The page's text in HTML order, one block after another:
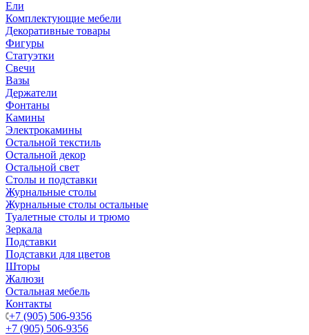
Ели
Комплектующие мебели
Декоративные товары
Фигуры
Статуэтки
Свечи
Вазы
Держатели
Фонтаны
Камины
Электрокамины
Остальной текстиль
Остальной декор
Остальной свет
Столы и подставки
Журнальные столы
Журнальные столы остальные
Туалетные столы и трюмо
Зеркала
Подставки
Подставки для цветов
Шторы
Жалюзи
Остальная мебель
Контакты
+7 (905) 506-9356
+7 (905) 506-9356